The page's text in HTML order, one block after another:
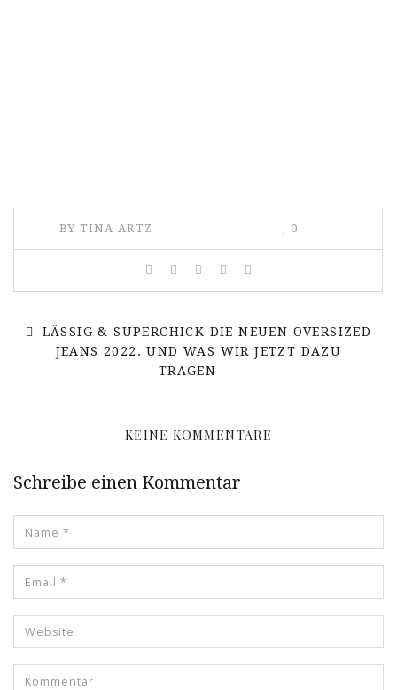
BY TINA ARTZ 0
LÄSSIG & SUPERCHICK DIE NEUEN OVERSIZED
JEANS 2022. UND WAS WIR JETZT DAZU
TRAGEN
KEINE KOMMENTARE
Schreibe einen Kommentar